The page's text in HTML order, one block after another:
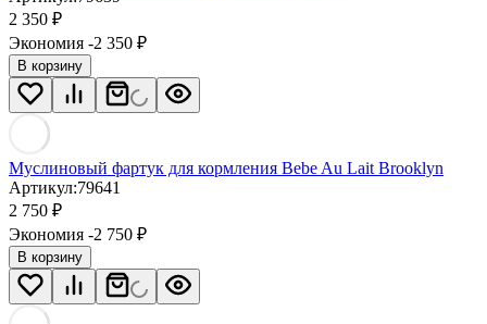
2 350 ₽
Экономия -2 350 ₽
В корзину
Муслиновый фартук для кормления Bebe Au Lait Brooklyn
Артикул:79641
2 750 ₽
Экономия -2 750 ₽
В корзину